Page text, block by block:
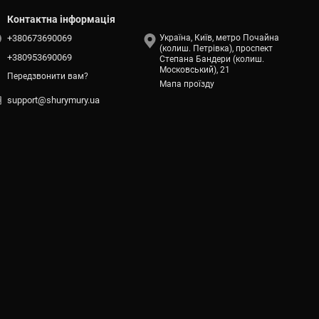
Контактна інформація
+380673690069
+380953690069
Передзвонити вам?
support@shurymury.ua
Україна, Київ, метро Почайна
(колиш. Петрівка), проспект
Степана Бандери (колиш.
Московський), 21
Мапа проїзду